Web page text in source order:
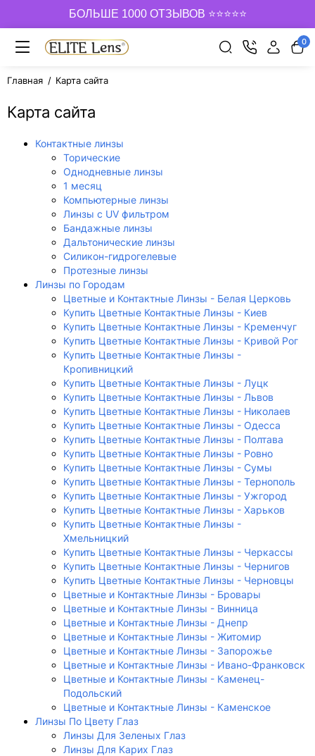
БОЛЬШЕ 1000 ОТЗЫВОВ ⭐⭐⭐⭐⭐
0
Главная Карта сайта
Карта сайта
Контактные линзы
Торические
Однодневные линзы
1 месяц
Компьютерные линзы
Линзы с UV фильтром
Бандажные линзы
Дальтонические линзы
Силикон-гидрогелевые
Протезные линзы
Линзы по Городам
Цветные и Контактные Линзы - Белая Церковь
Купить Цветные Контактные Линзы - Киев
Купить Цветные Контактные Линзы - Кременчуг
Купить Цветные Контактные Линзы - Кривой Рог
Купить Цветные Контактные Линзы -
Кропивницкий
Купить Цветные Контактные Линзы - Луцк
Купить Цветные Контактные Линзы - Львов
Купить Цветные Контактные Линзы - Николаев
Купить Цветные Контактные Линзы - Одесса
Купить Цветные Контактные Линзы - Полтава
Купить Цветные Контактные Линзы - Ровно
Купить Цветные Контактные Линзы - Сумы
Купить Цветные Контактные Линзы - Тернополь
Купить Цветные Контактные Линзы - Ужгород
Купить Цветные Контактные Линзы - Харьков
Купить Цветные Контактные Линзы -
Хмельницкий
Купить Цветные Контактные Линзы - Черкассы
Купить Цветные Контактные Линзы - Чернигов
Купить Цветные Контактные Линзы - Черновцы
Цветные и Контактные Линзы - Бровары
Цветные и Контактные Линзы - Винница
Цветные и Контактные Линзы - Днепр
Цветные и Контактные Линзы - Житомир
Цветные и Контактные Линзы - Запорожье
Цветные и Контактные Линзы - Ивано-Франковск
Цветные и Контактные Линзы - Каменец-
Подольский
Цветные и Контактные Линзы - Каменское
Линзы По Цвету Глаз
Линзы Для Зеленых Глаз
Линзы Для Карих Глаз